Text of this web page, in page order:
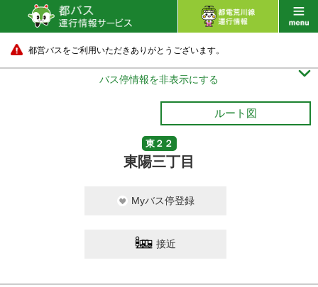
都営バスをご利用いただきありがとうございます。
バス停情報を非表示にする 
ルート図
東２２
東陽三丁目
Myバス停登録
接近